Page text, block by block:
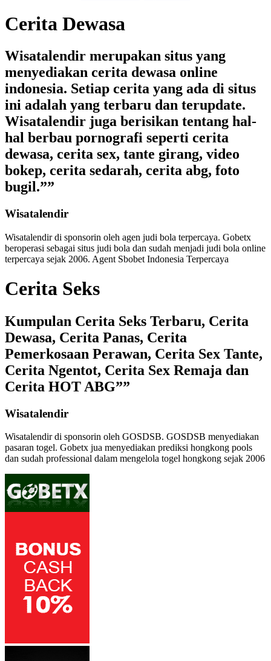
Cerita Dewasa
Wisatalendir merupakan situs yang
menyediakan cerita dewasa online
indonesia. Setiap cerita yang ada di situs
ini adalah yang terbaru dan terupdate.
Wisatalendir juga berisikan tentang hal-
hal berbau pornografi seperti cerita
dewasa, cerita sex, tante girang, video
bokep, cerita sedarah, cerita abg, foto
bugil.””
Wisatalendir
Wisatalendir di sponsorin oleh agen judi bola terpercaya. Gobetx
beroperasi sebagai situs judi bola dan sudah menjadi judi bola online
terpercaya sejak 2006. Agent Sbobet Indonesia Terpercaya
Cerita Seks
Kumpulan Cerita Seks Terbaru, Cerita
Dewasa, Cerita Panas, Cerita
Pemerkosaan Perawan, Cerita Sex Tante,
Cerita Ngentot, Cerita Sex Remaja dan
Cerita HOT ABG””
Wisatalendir
Wisatalendir di sponsorin oleh GOSDSB. GOSDSB menyediakan
pasaran togel. Gobetx jua menyediakan prediksi hongkong pools
dan sudah professional dalam mengelola togel hongkong sejak 2006